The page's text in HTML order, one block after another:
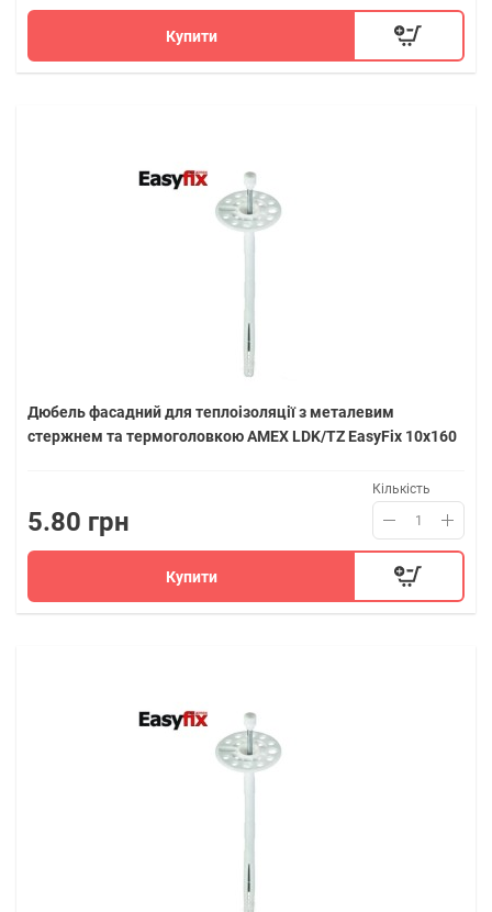
Купити
Дюбель фасадний для теплоізоляції з металевим
стержнем та термоголовкою AMEX LDK/TZ EasyFix 10х160
5.80 грн
Кількість
Купити